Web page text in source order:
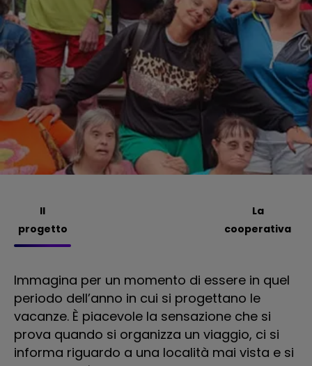
Il
progetto
La
cooperativa
Immagina per un momento di essere in quel
periodo dell’anno in cui si progettano le
vacanze. È piacevole la sensazione che si
prova quando si organizza un viaggio, ci si
informa riguardo a una località mai vista e si